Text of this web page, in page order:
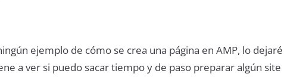
ejemplo de cómo se crea una página en AMP, lo dejaré
a ver si puedo sacar tiempo y de paso preparar algún site